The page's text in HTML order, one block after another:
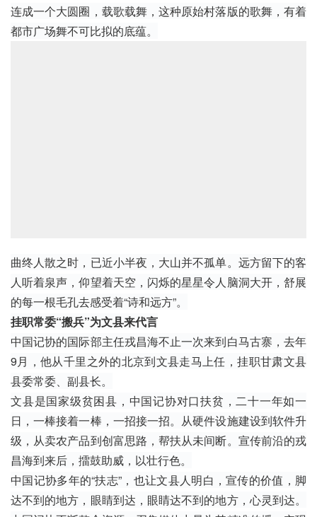
连成一个大圆圈，载歌载舞，这种原始村落版的歌舞，有着
都市广场舞不可比拟的底蕴。
曲终人散之时，已近小半夜，大山并不孤单。远方留下的客
人听着泉声，仰望着天空，闪烁的星星令人脑洞大开，舒展
的每一根毛孔去感受着“诗和远方”。
挂职常委“搬兵”为文县来代言
中国记协的国际部主任戎昌海不止一次来到白马古寨，去年
9月，他从千里之外的北京到文县走马上任，挂职甘肃文县
县委常委、副县长。
文县是国家级贫困县，中国记协对口扶贫，二十一年如一
日，一棒接着一棒，一招接一招。从硬件设施建设到软件升
级，从卖农产品到创富思路，帮扶从未间断。宣传前沿的戎
昌海到来后，擂鼓助威，以壮行色。
中国记协多年的“扶志”，也让文县人明白，宣传的价值，脚
达不到的地方，眼睛到达，眼睛达不到的地方，心灵到达。